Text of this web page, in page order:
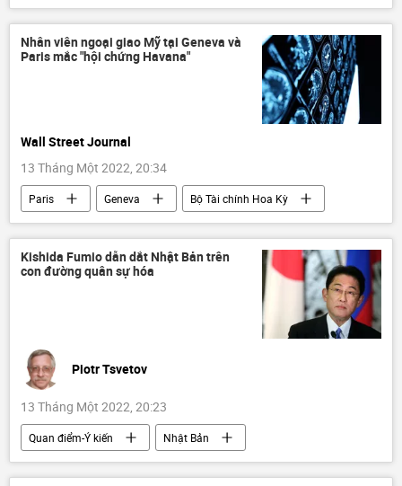
Bà Rịa-Vũng Tàu
Nhân viên ngoại giao Mỹ tại Geneva và
Paris mắc "hội chứng Havana"
Wall Street Journal
13 Tháng Một 2022, 20:34
Paris Geneva
Bộ Tài chính Hoa Kỳ
Báo chí thế giới
Kishida Fumio dẫn dắt Nhật Bản trên
con đường quân sự hóa
Piotr Tsvetov
13 Tháng Một 2022, 20:23
Quan điểm-Ý kiến
Nhật Bản
Fumio Kishida
Tác giả Chính trị